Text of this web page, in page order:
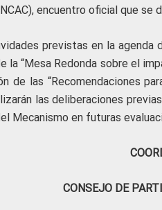
encuentro oficial que
previstas en la agenda
la “Mesa Redonda sobre el
de las “Recomendaciones
las deliberaciones
Mecanismo en futuras
CONSEJO DE